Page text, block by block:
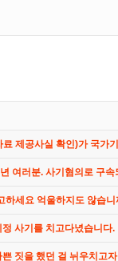
료 제공사실 확인)가 국가
여러분. 사기혐의로 구
하세요 억울하지도 않습
사기를 치고다녔습니
짓을 했던 걸 뉘우치고